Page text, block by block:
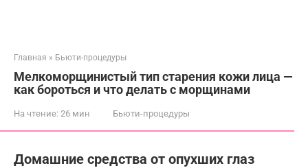
Главная » Бьюти-процедуры
Мелкоморщинистый тип старения кожи лица —
как бороться и что делать с морщинами
На чтение: 26 мин Бьюти-процедуры
Домашние средства от опухших глаз